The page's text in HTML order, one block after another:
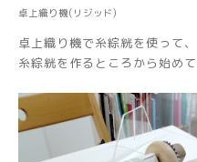
卓上織り機(リジッド)
卓上織り機で糸綜絖を使って
糸綜絖を作るところから始め